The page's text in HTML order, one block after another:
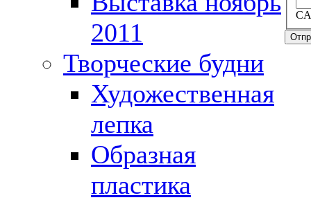
2011
Творческие будни
Художественная
лепка
Образная
пластика